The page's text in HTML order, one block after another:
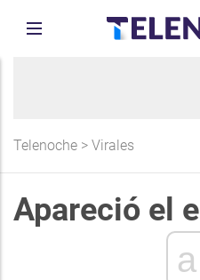
Telenoche > Virales
Apareció el